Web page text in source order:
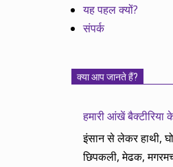
यह पहल क्यों?
संपर्क
क्या आप जानते हैं?
हमारी आंखें बैक्टीरिया
इंसान से लेकर हाथी,
छिपकली, मेढक,